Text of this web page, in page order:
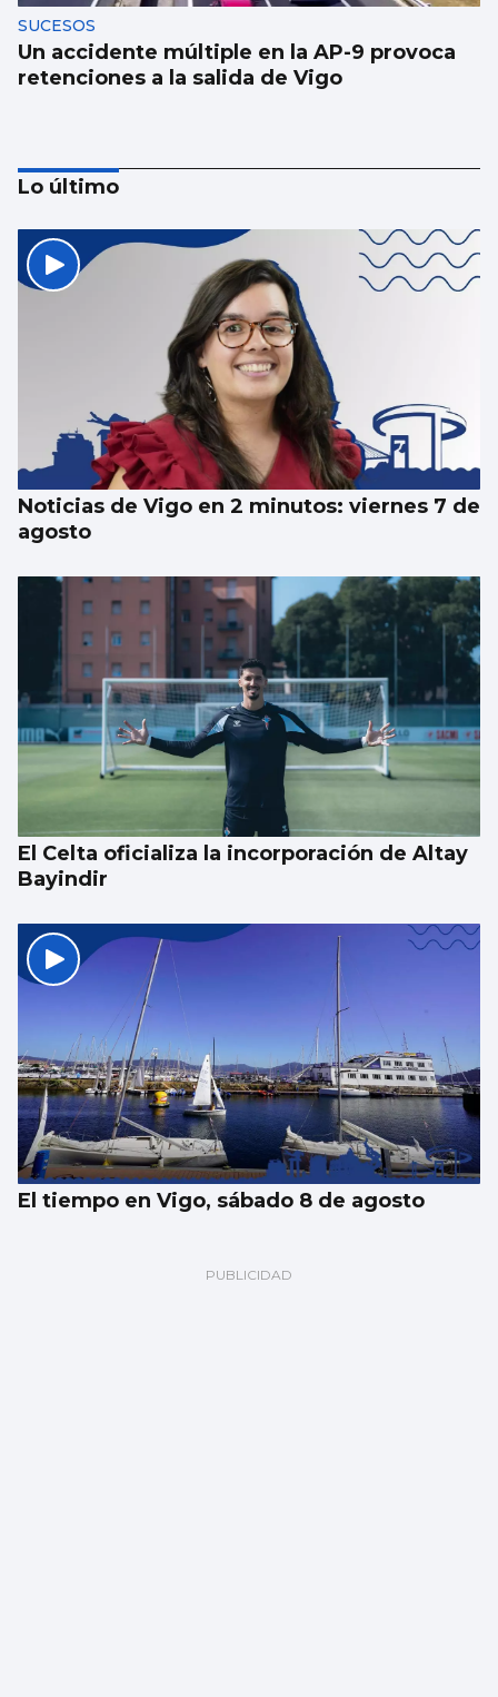
SUCESOS
Un accidente múltiple en la AP-9 provoca
retenciones a la salida de Vigo
Luz verde definitiva al vial de acceso para
el CEIP Párroco Don Camilo
Lo último
Noticias de Vigo en 2 minutos: viernes 7 de
agosto
El Celta oficializa la incorporación de Altay
Bayindir
El tiempo en Vigo, sábado 8 de agosto